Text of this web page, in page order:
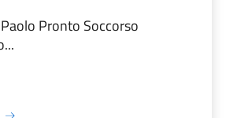
Pronto Soccorso